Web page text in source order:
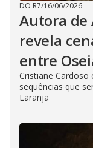
DO R7/16/06/2026
Autora de
revela
entre
Cristiane
sequências que
Laranja